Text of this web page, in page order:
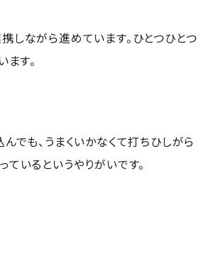
しながら進めています。ひとつひとつ
す。
でも、うまくいかなくて打ちひしがら
いるというやりがいです。